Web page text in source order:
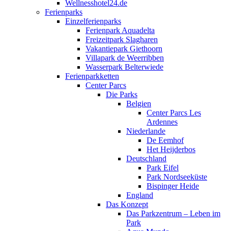
Wellnesshotel24.de
Ferienparks
Einzelferienparks
Ferienpark Aquadelta
Freizeitpark Slagharen
Vakantiepark Giethoorn
Villapark de Weerribben
Wasserpark Belterwiede
Ferienparkketten
Center Parcs
Die Parks
Belgien
Center Parcs Les
Ardennes
Niederlande
De Eemhof
Het Heijderbos
Deutschland
Park Eifel
Park Nordseeküste
Bispinger Heide
England
Das Konzept
Das Parkzentrum – Leben im
Park